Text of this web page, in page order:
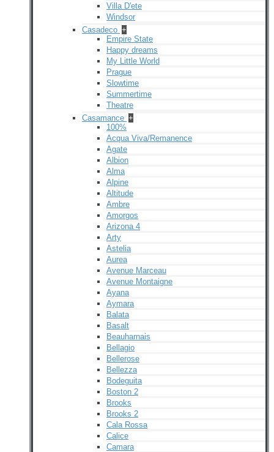
Villa D'ete
Windsor
Casadeco +
Empire State
Happy dreams
My Little World
Prague
Slowtime
Summertime
Theatre
Casamance +
100%
Acqua Viva/Remanence
Agate
Albion
Alma
Alpine
Altitude
Ambre
Amorgos
Arizona 4
Arty
Astelia
Aurea
Avenue Marceau
Avenue Montaigne
Ayana
Aymara
Balata
Basalt
Beauharnais
Bellagio
Bellerose
Bellezza
Bodeguita
Boston 2
Brooks
Brooks 2
Cala Rossa
Calice
Camara